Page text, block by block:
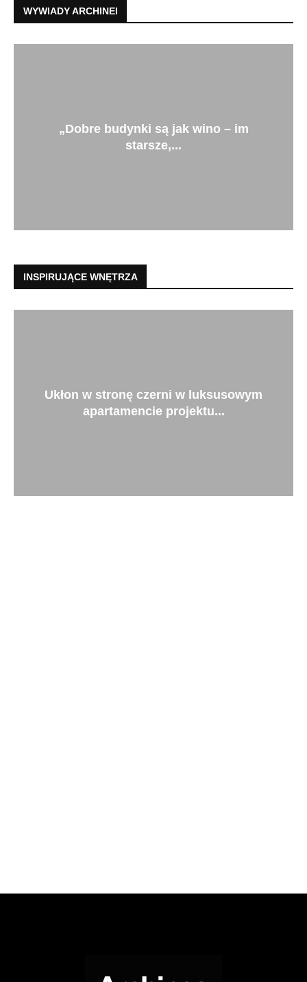
WYWIADY ARCHINEI
„Dobre budynki są jak wino – im
starsze,...
INSPIRUJĄCE WNĘTRZA
Ukłon w stronę czerni w luksusowym
apartamencie projektu...